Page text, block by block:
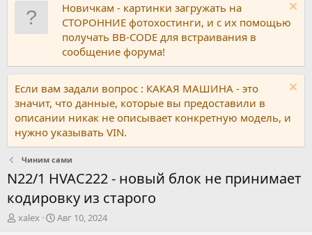
Новичкам - картинки загружать на
СТОРОННИЕ фотохостинги, и с их помощью
получать BB-CODE для встраивания в
сообщение форума!
Если вам задали вопрос : КАКАЯ МАШИНА - это
значит, что данные, которые вы предоставили в
описании никак не описывает конкретную модель, и
нужно указывать VIN.
Чиним сами
N22/1 HVAC222 - новый блок не принимает
кодировку из старого
А
xalex
Д
Авг 10, 2024